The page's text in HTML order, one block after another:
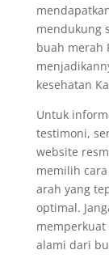
mendukung
buah merah
kesehatan
Untuk
testimoni,
website
memilih
arah yang
optimal.
alami dari